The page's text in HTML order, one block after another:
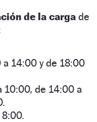
de la carga de
14:00 y de 18:00
10:00, de 14:00 a